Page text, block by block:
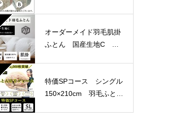
オーダーメイド羽毛肌掛
ふとん 国産生地C 選
特価SPコース シングル
150×210cm 羽毛ふとん